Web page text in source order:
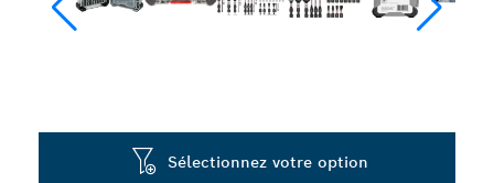
Sélectionnez votre option